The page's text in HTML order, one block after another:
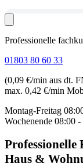
Professionelle
01803 80 60 33
(0,09 €/min aus dt.
max. 0,42 €/min
Montag-Freitag
Wochenende 08:00 -
Haus &